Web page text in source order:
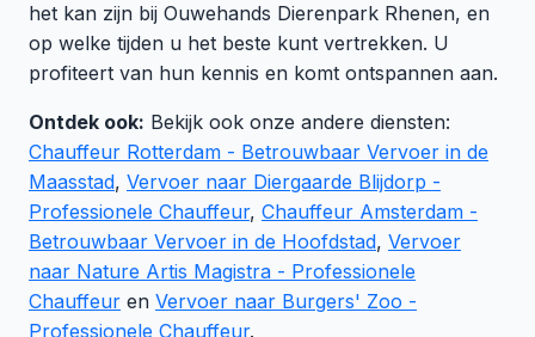
het kan zijn bij Ouwehands Dierenpark Rhenen, en
op welke tijden u het beste kunt vertrekken. U
profiteert van hun kennis en komt ontspannen aan.
Ontdek ook: Bekijk ook onze andere diensten:
Chauffeur Rotterdam - Betrouwbaar Vervoer in de
Maasstad, Vervoer naar Diergaarde Blijdorp -
Professionele Chauffeur, Chauffeur Amsterdam -
Betrouwbaar Vervoer in de Hoofdstad, Vervoer
naar Nature Artis Magistra - Professionele
Chauffeur en Vervoer naar Burgers' Zoo -
Professionele Chauffeur.